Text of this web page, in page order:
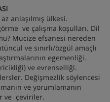
anlaşılmış ülkesi.
ve çalışma koşulları. Dil
Mucize efsanesi nereden
ve sınırlı/özgül amaçlı
egemenliği.
ve evrenselliği.
Değişmezlik söylencesi
ve yorumlamanın
ve çeviriler.